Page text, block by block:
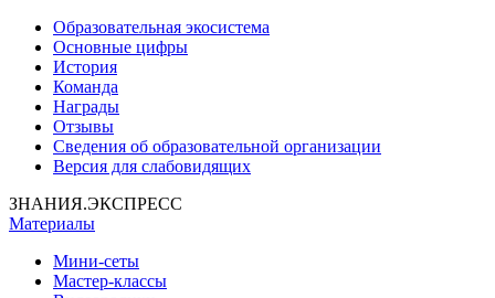
Образовательная экосистема
Основные цифры
История
Команда
Награды
Отзывы
Сведения об образовательной организации
Версия для слабовидящих
ЗНАНИЯ.ЭКСПРЕСС
Материалы
Мини-сеты
Мастер-классы